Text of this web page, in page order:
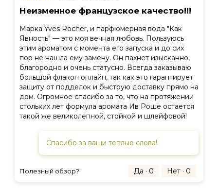
Неизменное французское качество!!!
Марка Yves Rocher, и парфюмерная вода "Как
Явность" — это моя вечная любовь. Пользуюсь
этим ароматом с момента его запуска и до сих
пор не нашла ему замену. Он пахнет изысканно,
благородно и очень статусно. Всегда заказываю
большой флакон онлайн, так как это гарантирует
защиту от подделок и быструю доставку прямо на
дом. Огромное спасибо за то, что на протяжении
стольких лет формула аромата Ив Роше остается
такой же великолепной, стойкой и шлейфовой!
Спасибо за ваши теплые слова!
Полезный обзор? Да · 0 Нет · 0